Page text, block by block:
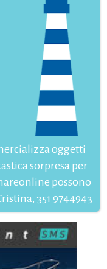
oggetti
sorpresa per
possono
351 9744943